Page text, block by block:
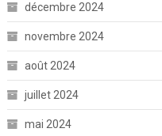
décembre 2024
novembre 2024
août 2024
juillet 2024
mai 2024